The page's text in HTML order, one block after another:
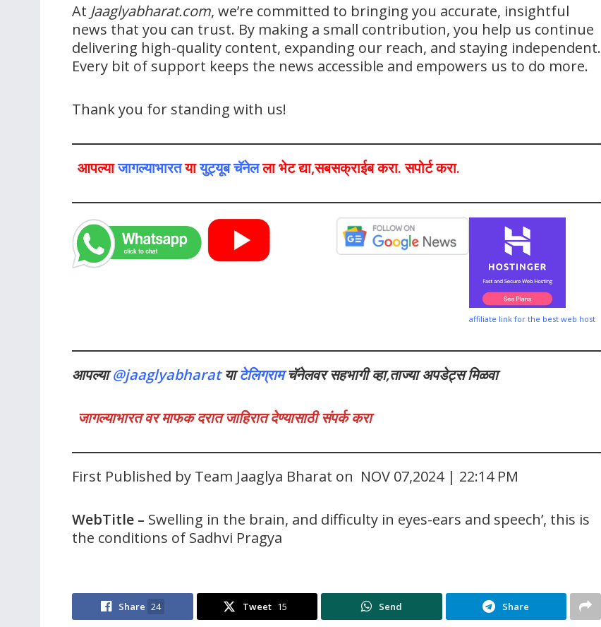
At Jaaglyabharat.com, we’re committed to bringing you accurate, insightful
news that you can trust. By making a small contribution, you help us continue
delivering high-quality content, expanding our reach, and staying independent.
Every bit of support keeps the news accessible and empowers us to do more.
Thank you for standing with us!
आपल्याजागल्याभारतयायुट्यूब चॅनेलला भेट द्या,सबसक्राईब करा. सपोर्ट करा.
affiliate link for the best web host
आपल्या@jaaglyabharatयाटेलिग्रामचॅनेलवर सहभागी व्हा,ताज्या अपडेट्स मिळवा
जागल्याभारत वर माफक दरात जाहिरात देण्यासाठी संपर्क करा
First Published by Team Jaaglya Bharat on NOV 07,2024 | 22:14 PM
WebTitle – Swelling in the brain, and difficulty in eyes-ears and speech’, this is
the conditions of Sadhvi Pragya
Share 24 Tweet 15 Send Share